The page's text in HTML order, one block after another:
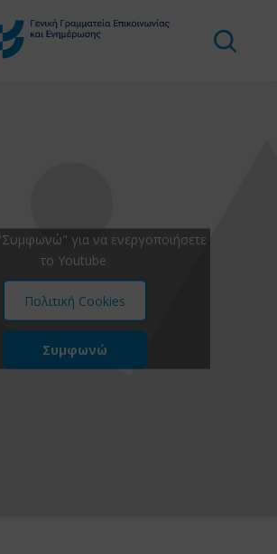
για να ενεργοποιήσετε
το Youtube
Πολιτική Cookies
Συμφωνώ